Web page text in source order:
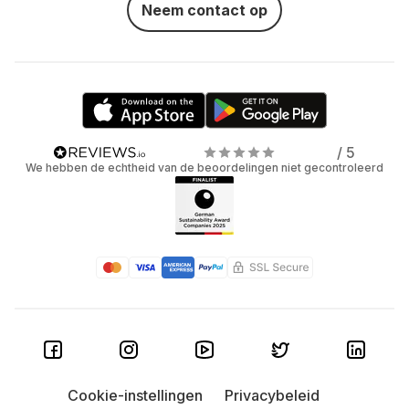
Neem contact op
/ 5
We hebben de echtheid van de beoordelingen niet gecontroleerd
Cookie-instellingen
Privacybeleid